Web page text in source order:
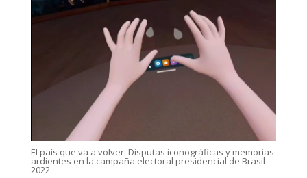
El país que va a volver. Disputas iconográficas y memorias
ardientes en la campaña electoral presidencial de Brasil
2022